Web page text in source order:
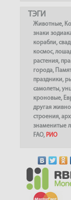
ТЭГИ
Животные,
знаки
корабли,
космос,
растения,
города,
праздники,
самолеты,
кроновые,
другая
строения,
знаменитые
FAO, РИО